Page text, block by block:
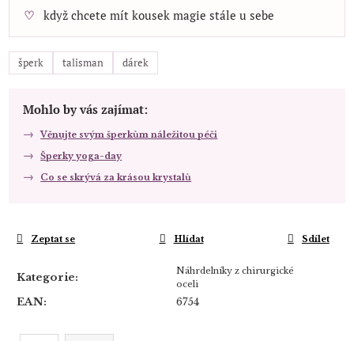
když chcete mít kousek magie stále u sebe
šperk talisman dárek
Mohlo by vás zajímat:
Věnujte svým šperkům náležitou péči
Šperky yoga-day
Co se skrývá za krásou krystalů
Kategorie:
Náhrdelníky z chirurgické
oceli
EAN: 6754
Zeptat se Hlídat Sdílet